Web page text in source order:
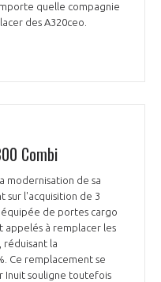
quelle compagnie
des A320ceo.
Combi
modernisation de sa
sur l'acquisition de 3
équipée de portes cargo
appelés à remplacer les
réduisant la
Ce remplacement se
Inuit souligne toutefois